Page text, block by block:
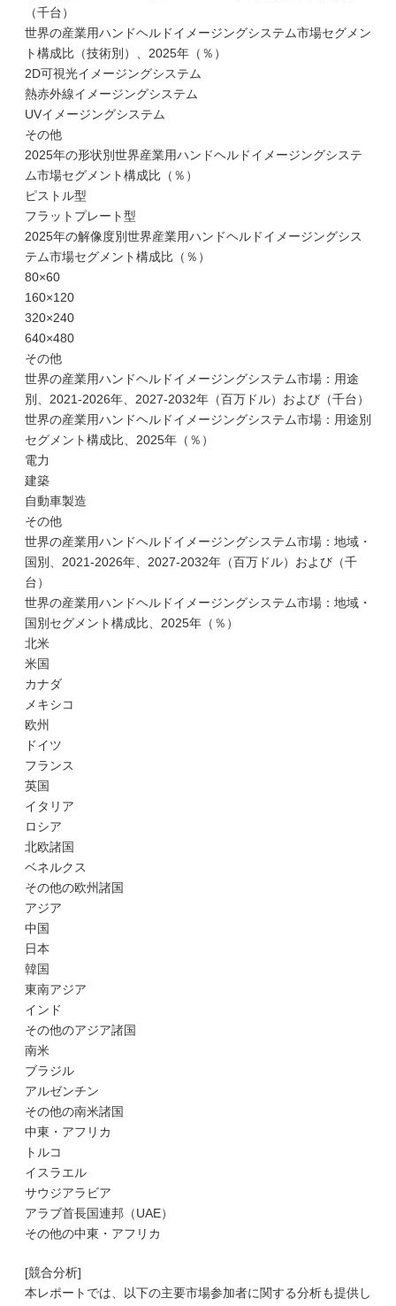
（千台）
世界の産業用ハンドヘルドイメージングシステム市場セグメン
ト構成比（技術別）、2025年（％）
2D可視光イメージングシステム
熱赤外線イメージングシステム
UVイメージングシステム
その他
2025年の形状別世界産業用ハンドヘルドイメージングシステ
ム市場セグメント構成比（％）
ピストル型
フラットプレート型
2025年の解像度別世界産業用ハンドヘルドイメージングシス
テム市場セグメント構成比（％）
80×60
160×120
320×240
640×480
その他
世界の産業用ハンドヘルドイメージングシステム市場：用途
別、2021-2026年、2027-2032年（百万ドル）および（千台）
世界の産業用ハンドヘルドイメージングシステム市場：用途別
セグメント構成比、2025年（％）
電力
建築
自動車製造
その他
世界の産業用ハンドヘルドイメージングシステム市場：地域・
国別、2021-2026年、2027-2032年（百万ドル）および（千
台）
世界の産業用ハンドヘルドイメージングシステム市場：地域・
国別セグメント構成比、2025年（％）
北米
米国
カナダ
メキシコ
欧州
ドイツ
フランス
英国
イタリア
ロシア
北欧諸国
ベネルクス
その他の欧州諸国
アジア
中国
日本
韓国
東南アジア
インド
その他のアジア諸国
南米
ブラジル
アルゼンチン
その他の南米諸国
中東・アフリカ
トルコ
イスラエル
サウジアラビア
アラブ首長国連邦（UAE）
その他の中東・アフリカ
[競合分析]
本レポートでは、以下の主要市場参加者に関する分析も提供し